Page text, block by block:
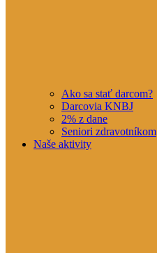
Ako sa stať darcom?
Darcovia KNBJ
2% z dane
Seniori zdravotníkom
Naše aktivity